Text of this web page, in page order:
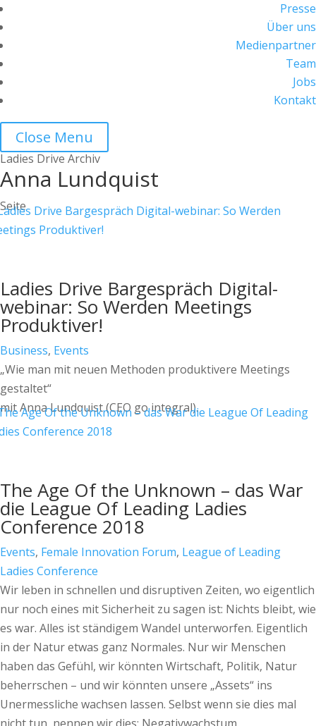
Presse
Über uns
Medienpartner
Team
Jobs
Kontakt
Close Menu
Ladies Drive Archiv
Anna Lundquist
Seite
Ladies Drive Bargespräch Digital-
webinar: So Werden Meetings
Produktiver!
Business, Events
„Wie man mit neuen Methoden produktivere Meetings
gestaltet“
mit Anna Lundquist (CEO go integral).
The Age Of the Unknown – das War
die League Of Leading Ladies
Conference 2018
Events, Female Innovation Forum, League of Leading
Ladies Conference
Wir leben in schnellen und disruptiven Zeiten, wo eigentlich
nur noch eines mit Sicherheit zu sagen ist: Nichts bleibt, wie
es war. Alles ist ständigem Wandel unterworfen. Eigentlich
in der Natur etwas ganz Normales. Nur wir Menschen
haben das Gefühl, wir könnten Wirtschaft, Politik, Natur
beherrschen – und wir könnten unsere „Assets“ ins
Unermessliche wachsen lassen. Selbst wenn sie dies mal